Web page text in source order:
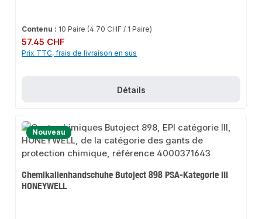
Contenu : 10 Paire (4.70 CHF / 1 Paire)
Prix régulier :
57.45 CHF
Prix TTC, frais de livraison en sus
Détails
Nouveau
Chemikalienhandschuhe Butoject 898 PSA-Kategorie III
HONEYWELL